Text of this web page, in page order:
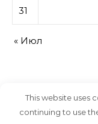
31
« Июл
Тема
This website uses
continuing to use